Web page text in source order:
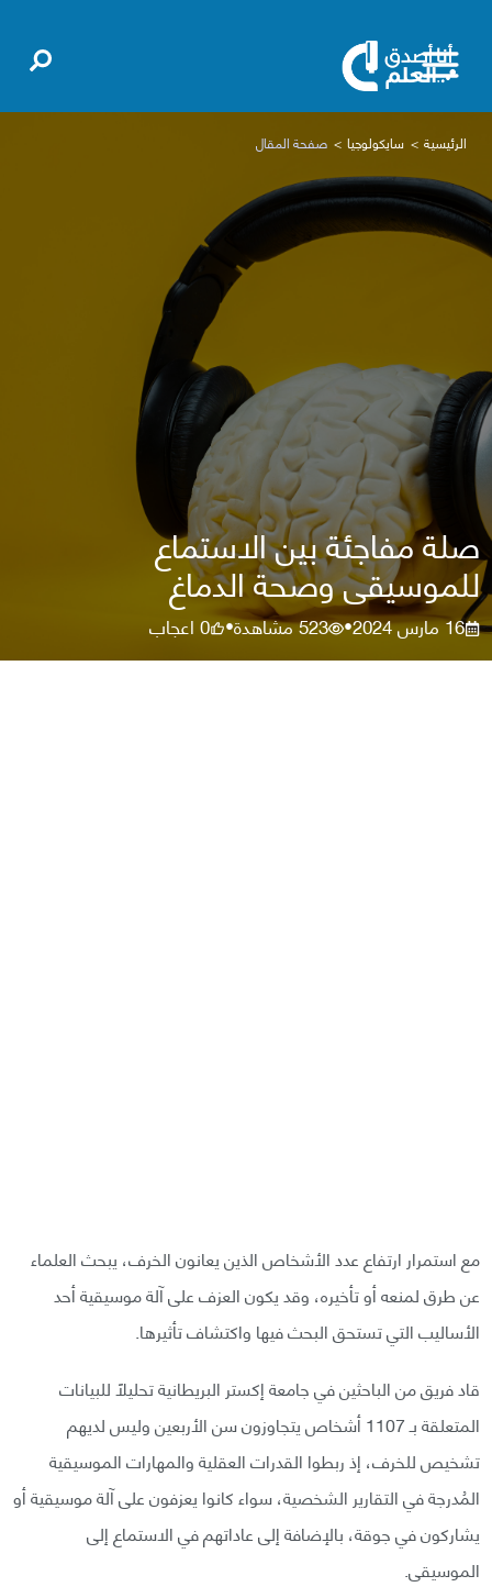
الرئيسية سايكولوجيا صفحة المقال
صلة مفاجئة بين الاستماع
للموسيقى وصحة الدماغ
16 مارس 2024 •
523مشاهدة•
0اعجاب
مع استمرار ارتفاع عدد الأشخاص الذين يعانون الخرف، يبحث العلماء
عن طرق لمنعه أو تأخيره، وقد يكون العزف على آلة موسيقية أحد
الأساليب التي تستحق البحث فيها واكتشاف تأثيرها.
قاد فريق من الباحثين في جامعة إكستر البريطانية تحليلًا للبيانات
المتعلقة بـ 1107 أشخاص يتجاوزون سن الأربعين وليس لديهم
تشخيص للخرف، إذ ربطوا القدرات العقلية والمهارات الموسيقية
المُدرجة في التقارير الشخصية، سواء كانوا يعزفون على آلة موسيقية أو
يشاركون في جوقة، بالإضافة إلى عاداتهم في الاستماع إلى
الموسيقى.